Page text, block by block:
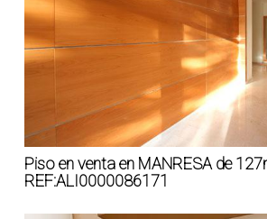
Piso en venta en MANRESA de
REF:ALI0000086171